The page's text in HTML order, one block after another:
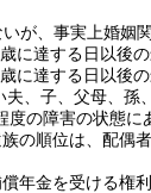
が、事実上婚姻
に達する日以後
に達する日以後
、子、父母、孫
の障害の状態に
の順位は、配偶
年金を受ける権